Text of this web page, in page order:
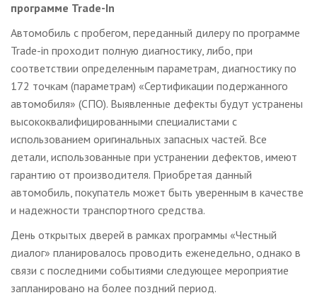
программе Trade-In
Автомобиль с пробегом, переданный дилеру по программе
Trade-in проходит полную диагностику, либо, при
соответствии определенным параметрам, диагностику по
172 точкам (параметрам) «Сертификации подержанного
автомобиля» (СПО). Выявленные дефекты будут устранены
высококвалифицированными специалистами с
использованием оригинальных запасных частей. Все
детали, использованные при устранении дефектов, имеют
гарантию от производителя. Приобретая данный
автомобиль, покупатель может быть уверенным в качестве
и надежности транспортного средства.
День открытых дверей в рамках программы «Честный
диалог» планировалось проводить еженедельно, однако в
связи с последними событиями следующее мероприятие
запланировано на более поздний период.